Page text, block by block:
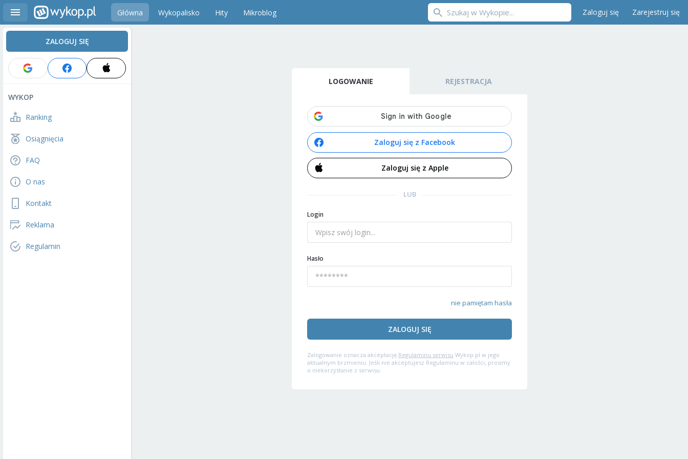
Główna Wykopalisko Hity Mikroblog Zaloguj się Zarejestruj się
ZALOGUJ SIĘ
WYKOP
Ranking
Osiągnięcia
FAQ
O nas
Kontakt
Reklama
Regulamin
LOGOWANIE REJESTRACJA
Zaloguj się z Facebook
Zaloguj się z Apple
LUB
Login
Hasło
nie pamiętam hasła
ZALOGUJ SIĘ
Zalogowanie oznacza akceptację Regulaminu serwisu Wykop.pl w jego
aktualnym brzmieniu. Jeśli nie akceptujesz Regulaminu w całości, prosimy
o niekorzystanie z serwisu.